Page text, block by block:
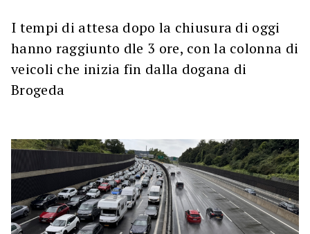
I tempi di attesa dopo la chiusura di oggi
hanno raggiunto dle 3 ore, con la colonna di
veicoli che inizia fin dalla dogana di
Brogeda